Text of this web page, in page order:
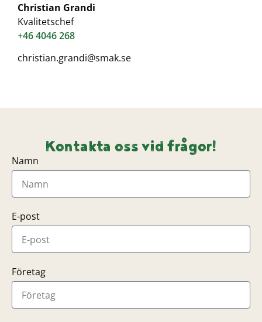
Christian Grandi
Kvalitetschef
+46 4046 268
christian.grandi@smak.se
Kontakta oss vid frågor!
Namn
E-post
Företag